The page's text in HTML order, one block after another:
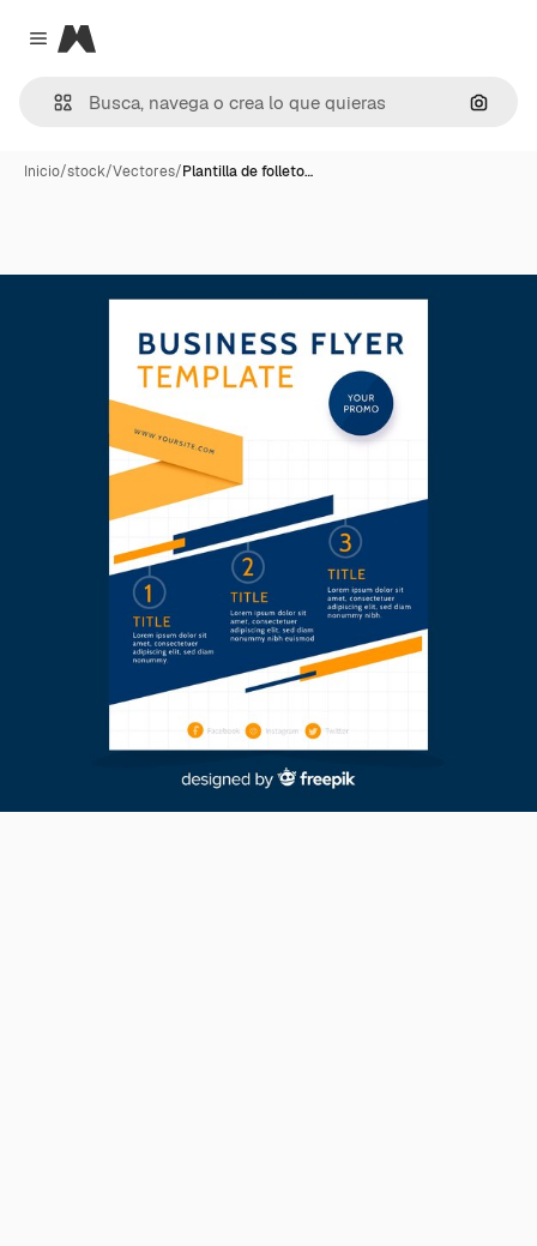
Close menu
Magnific
Inicio/stock/Vectores/Plantilla de folleto…